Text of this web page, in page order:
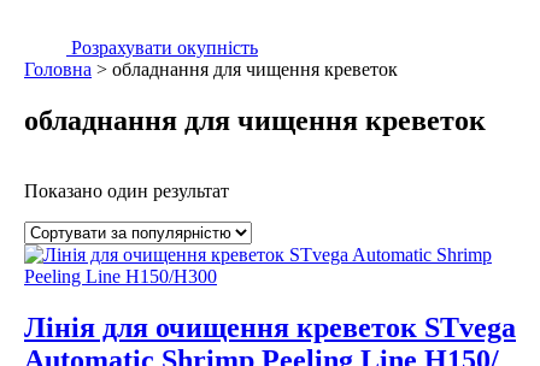
Розрахувати окупність
Головна > обладнання для чищення креветок
обладнання для чищення креветок
Показано один результат
Лінія для очищення креветок STvega
Automatic Shrimp Peeling Line Н150/